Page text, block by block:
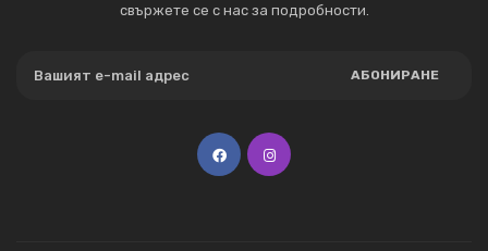
свържете се с нас за подробности.
АБОНИРАНЕ